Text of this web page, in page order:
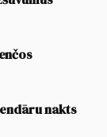
nakts